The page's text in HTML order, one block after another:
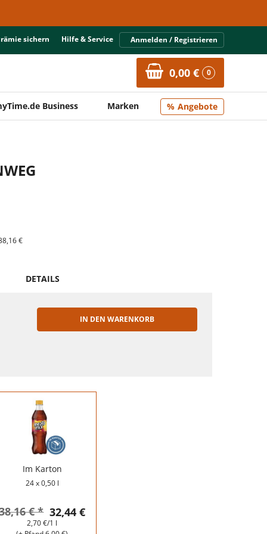
sichern Hilfe & Service Anmelden / Registrieren
0,00 € 0
Business Marken Angebote
€
DETAILS
IN DEN WARENKORB
Im Karton
24 x 0,50 l
32,44 €
€ *
2,70 €/1 l